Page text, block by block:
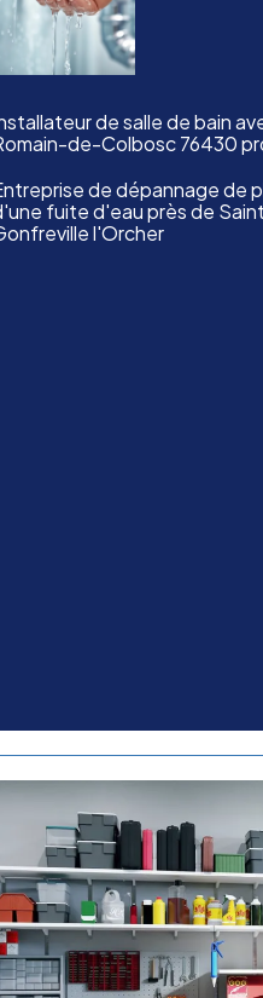
de salle de bain
de-Colbosc 76430
de dépannage de
fuite d'eau près de
l'Orcher